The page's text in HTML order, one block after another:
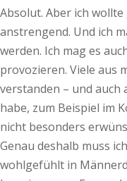
Absolut. Aber ich wollte
anstrengend. Und ich
werden. Ich mag es
provozieren. Viele aus
verstanden – und auch
habe, zum Beispiel im
nicht besonders
Genau deshalb muss
wohlgefühlt in